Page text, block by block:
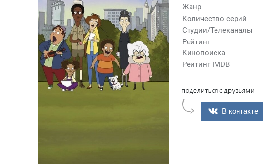
Жанр
Количество серий
Студии/Телеканалы
Рейтинг
Кинопоиска
Рейтинг IMDB
В контакте